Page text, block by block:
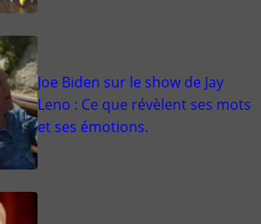
Joe Biden sur le show de Jay
Leno : Ce que révèlent ses mots
et ses émotions.